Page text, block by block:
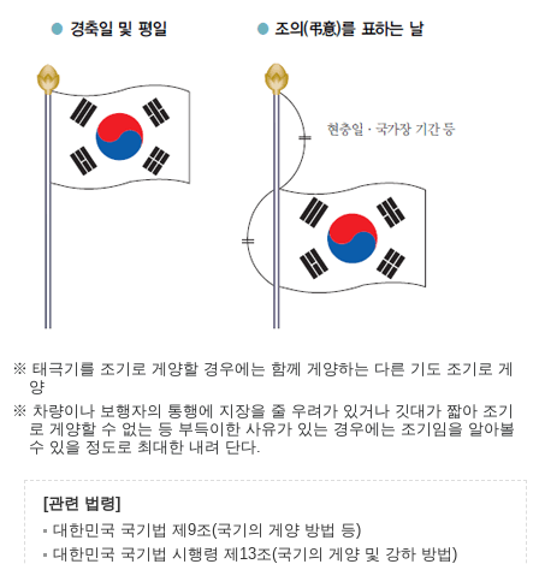
※ 태극기를 조기로 게양할 경우에는 함께 게양하는 다른 기도 조기로 게
양
※ 차량이나 보행자의 통행에 지장을 줄 우려가 있거나 깃대가 짧아 조기
로 게양할 수 없는 등 부득이한 사유가 있는 경우에는 조기임을 알아볼
수 있을 정도로 최대한 내려 단다.
[관련 법령]
대한민국 국기법 제9조(국기의 게양 방법 등)
대한민국 국기법 시행령 제13조(국기의 게양 및 강하 방법)